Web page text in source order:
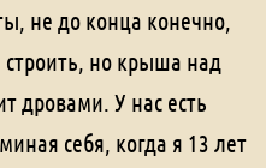
не до конца конечно,
строить, но крыша над
дровами. У нас есть
себя, когда я 13 лет